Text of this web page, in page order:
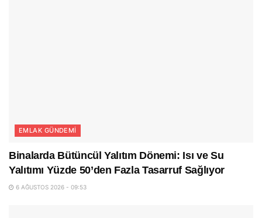
EMLAK GÜNDEMI
Binalarda Bütüncül Yalıtım Dönemi: Isı ve Su
Yalıtımı Yüzde 50’den Fazla Tasarruf Sağlıyor
6 AĞUSTOS 2026 - 09:53